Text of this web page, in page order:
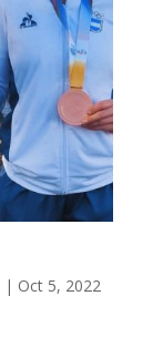
| Oct 5, 2022